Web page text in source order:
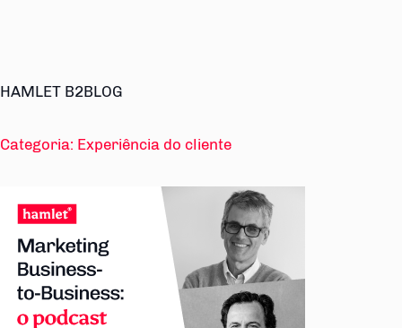
HAMLET B2BLOG
Categoria: Experiência do cliente